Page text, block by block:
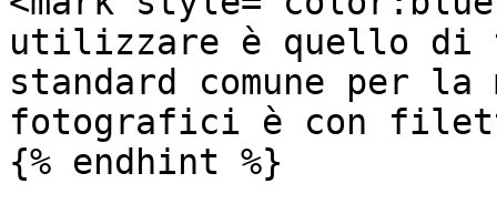
utilizzare è quello di
standard comune per
fotografici è con
{% endhint %}